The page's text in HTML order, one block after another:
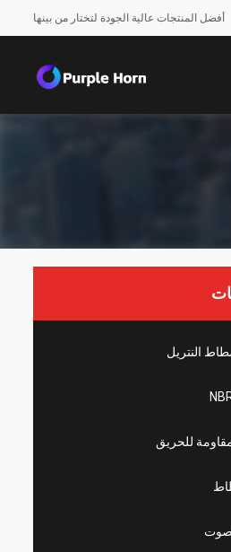
أفضل المنتجات عالية الجودة لتختار من بينها
النتريل
للحريق